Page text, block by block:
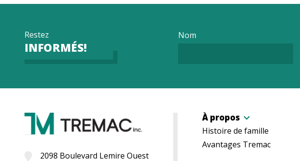
Restez
INFORMÉS!
Nom
2098 Boulevard Lemire Ouest
À propos
Histoire de famille
Avantages Tremac